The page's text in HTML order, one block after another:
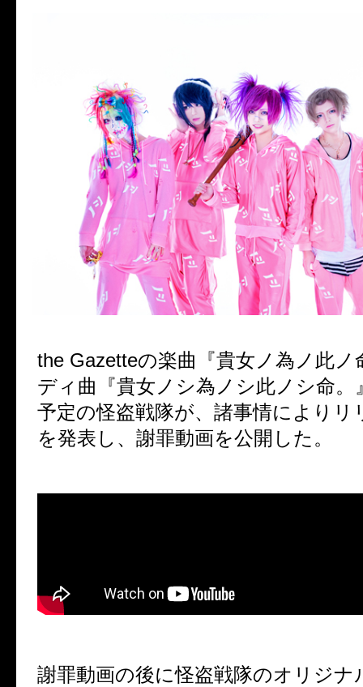
the Gazetteの楽曲『貴女ノ為ノ此ノ
ディ曲『貴女ノシ為ノシ此ノシ命。
予定の怪盗戦隊が、諸事情によりリ
を発表し、謝罪動画を公開した。
謝罪動画の後に怪盗戦隊のオリジ